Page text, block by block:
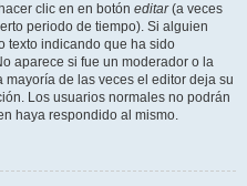
clic en en botón editar(a veces
periodo de tiempo). Si alguien
texto indicando que ha sido
aparece si fue un moderador o la
de las veces el editor deja su
Los usuarios normales no podrán
haya respondido al mismo.